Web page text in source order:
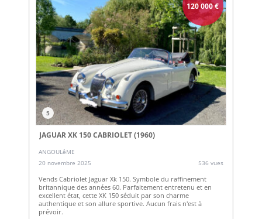
120 000€
5
JAGUAR XK 150 CABRIOLET (1960)
ANGOULêME
20 novembre 2025
536 vues
Vends Cabriolet Jaguar Xk 150. Symbole du raffinement
britannique des années 60. Parfaitement entretenu et en
excellent état, cette XK 150 séduit par son charme
authentique et son allure sportive. Aucun frais n'est à
prévoir.